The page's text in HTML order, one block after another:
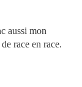
aussi mon
race en race.